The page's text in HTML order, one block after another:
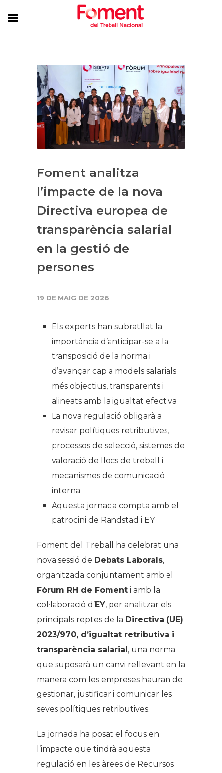
Foment analitza
l’impacte de la nova
Directiva europea de
transparència salarial
en la gestió de
persones
19 DE MAIG DE 2026
Els experts han subratllat la
importància d’anticipar-se a la
transposició de la norma i
d’avançar cap a models salarials
més objectius, transparents i
alineats amb la igualtat efectiva
La nova regulació obligarà a
revisar polítiques retributives,
processos de selecció, sistemes de
valoració de llocs de treball i
mecanismes de comunicació
interna
Aquesta jornada compta amb el
patrocini de Randstad i EY
Foment del Treball ha celebrat una
nova sessió de Debats Laborals,
organitzada conjuntament amb el
Fòrum RH de Foment i amb la
col·laboració d’EY, per analitzar els
principals reptes de la Directiva (UE)
2023/970, d’igualtat retributiva i
transparència salarial, una norma
que suposarà un canvi rellevant en la
manera com les empreses hauran de
gestionar, justificar i comunicar les
seves polítiques retributives.
La jornada ha posat el focus en
l’impacte que tindrà aquesta
regulació en les àrees de Recursos